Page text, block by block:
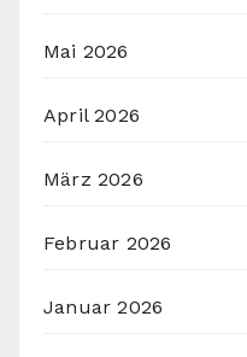
Mai 2026
April 2026
März 2026
Februar 2026
Januar 2026